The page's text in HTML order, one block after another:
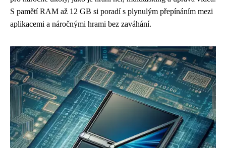
S pamětí RAM až 12 GB si poradí s plynulým přepínáním mezi
aplikacemi a náročnými hrami bez zaváhání.